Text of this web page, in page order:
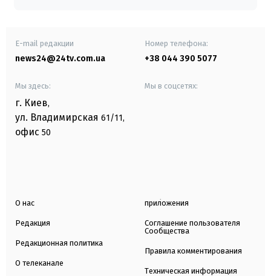
E-mail редакции
news24@24tv.com.ua
Номер телефона:
+38 044 390 5077
Мы здесь:
г. Киев,
ул. Владимирская 61/11,
офис 50
Мы в соцсетях:
О нас
Редакция
Редакционная политика
О телеканале
приложения
Соглашение пользователя
Сообщества
Правила комментирования
Техническая информация